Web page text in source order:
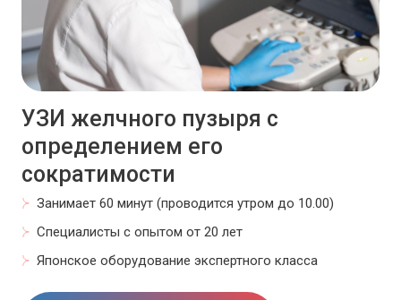
УЗИ желчного пузыря с
определением его
сократимости
Занимает 60 минут (проводится утром до 10.00)
Специалисты с опытом от 20 лет
Японское оборудование экспертного класса